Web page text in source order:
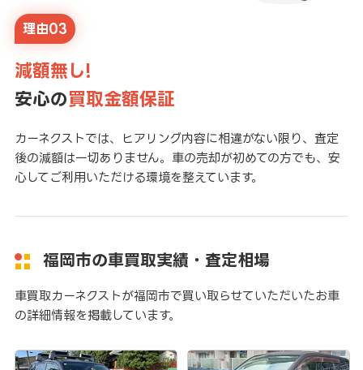
理由03
減額無し!
安心の買取金額保証
カーネクストでは、ヒアリング内容に相違がない限り、査定
後の減額は一切ありません。車の売却が初めての方でも、安
心してご利用いただける環境を整えています。
福岡市の車買取実績・査定相場
車買取カーネクストが福岡市で買い取らせていただいたお車
の詳細情報を掲載しています。